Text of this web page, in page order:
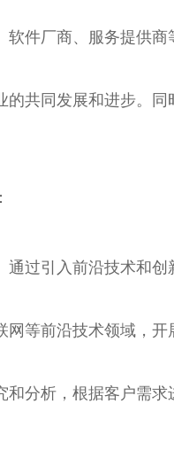
件厂商、服务提供
共同发展和进步。
过引入前沿技术和
等前沿技术领域，
分析，根据客户需